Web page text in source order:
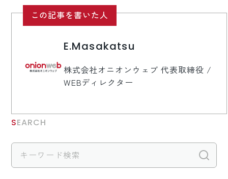
この記事を書いた人
E.Masakatsu
株式会社オニオンウェブ 代表取締役 /
WEBディレクター
SEARCH